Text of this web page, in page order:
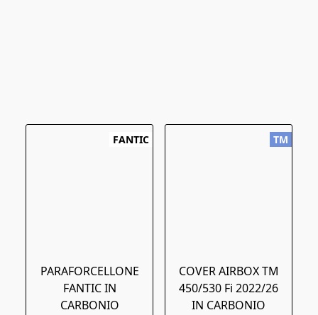
FANTIC
PARAFORCELLONE
FANTIC IN
CARBONIO
TM
COVER AIRBOX TM
450/530 Fi 2022/26
IN CARBONIO